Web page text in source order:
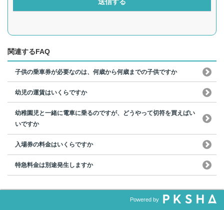
関連するFAQ
子供の乗車券が必要なのは、何歳から何歳までの子供ですか
幼児の運賃はいくらですか
幼稚園児と一緒に電車に乗るのですが、どうやって切符を買えばい
いですか
入場券の料金はいくらですか
特急料金は別途発生しますか
Powered by